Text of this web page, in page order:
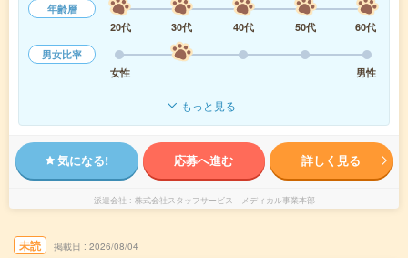
年齢層
20代
30代 40代 50代
60代
男女比率
女性
男性
もっと見る
気になる! 応募へ進む 詳しく見る
派遣会社 株式会社スタッフサービス メディカル事業本部
未読 掲載日 2026/08/04